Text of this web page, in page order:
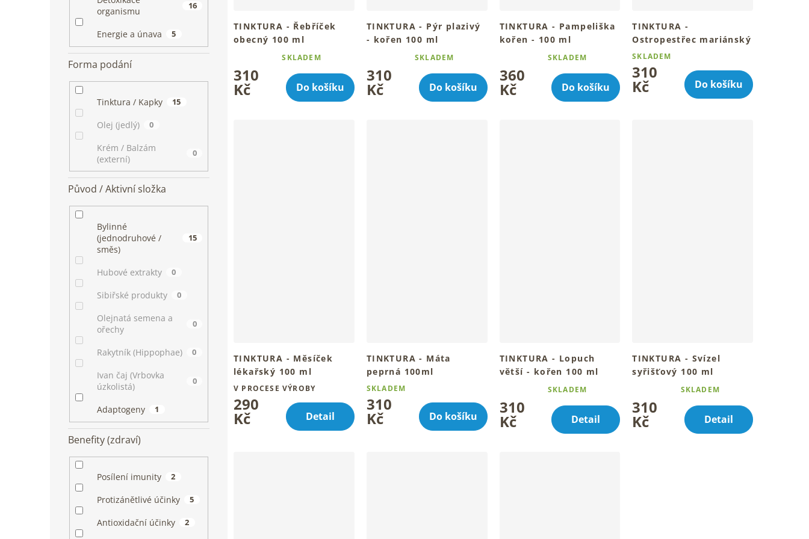
organismu
16
Energie a únava 5
Forma podání
Tinktura / Kapky 15
Olej (jedlý) 0
Krém / Balzám
(externí)
0
Původ / Aktivní složka
Bylinné
(jednodruhové /
směs)
15
Hubové extrakty 0
Sibiřské produkty 0
Olejnatá semena a
ořechy
0
Rakytník (Hippophae) 0
Ivan čaj (Vrbovka
úzkolistá)
0
Adaptogeny 1
Benefity (zdraví)
Posílení imunity 2
Protizánětlivé účinky 5
Antioxidační účinky 2
TINKTURA - Řebříček
obecný 100 ml
hodnocení
produktu
je
SKLADEM
310
Kč Do košíku
TINKTURA - Pýr plazivý
- kořen 100 ml
hodnocení
produktu
je
SKLADEM
310
Kč Do košíku
TINKTURA - Pampeliška
kořen - 100 ml
hodnocení
produktu
je
SKLADEM
360
Kč Do košíku
TINKTURA -
Ostropestřec mariánský
100 ml
Tradiční bylinný rituál pro
tvé dny
SKLADEM
310
Kč Do košíku
TINKTURA - Měsíček
lékařský 100 ml
Tradiční bylinný rituál denně
v kapkách
V PROCESE VÝROBY
290
Kč Detail
TINKTURA - Máta
peprná 100ml
Svěží bylinný rituál pro
každý den
SKLADEM
310
Kč Do košíku
TINKTURA - Lopuch
větší - kořen 100 ml
denně v kapkách
hodnocení
produktu
je
SKLADEM
310
Kč Detail
TINKTURA - Svízel
syřišťový 100 ml
hodnocení
produktu
je
SKLADEM
310
Kč Detail